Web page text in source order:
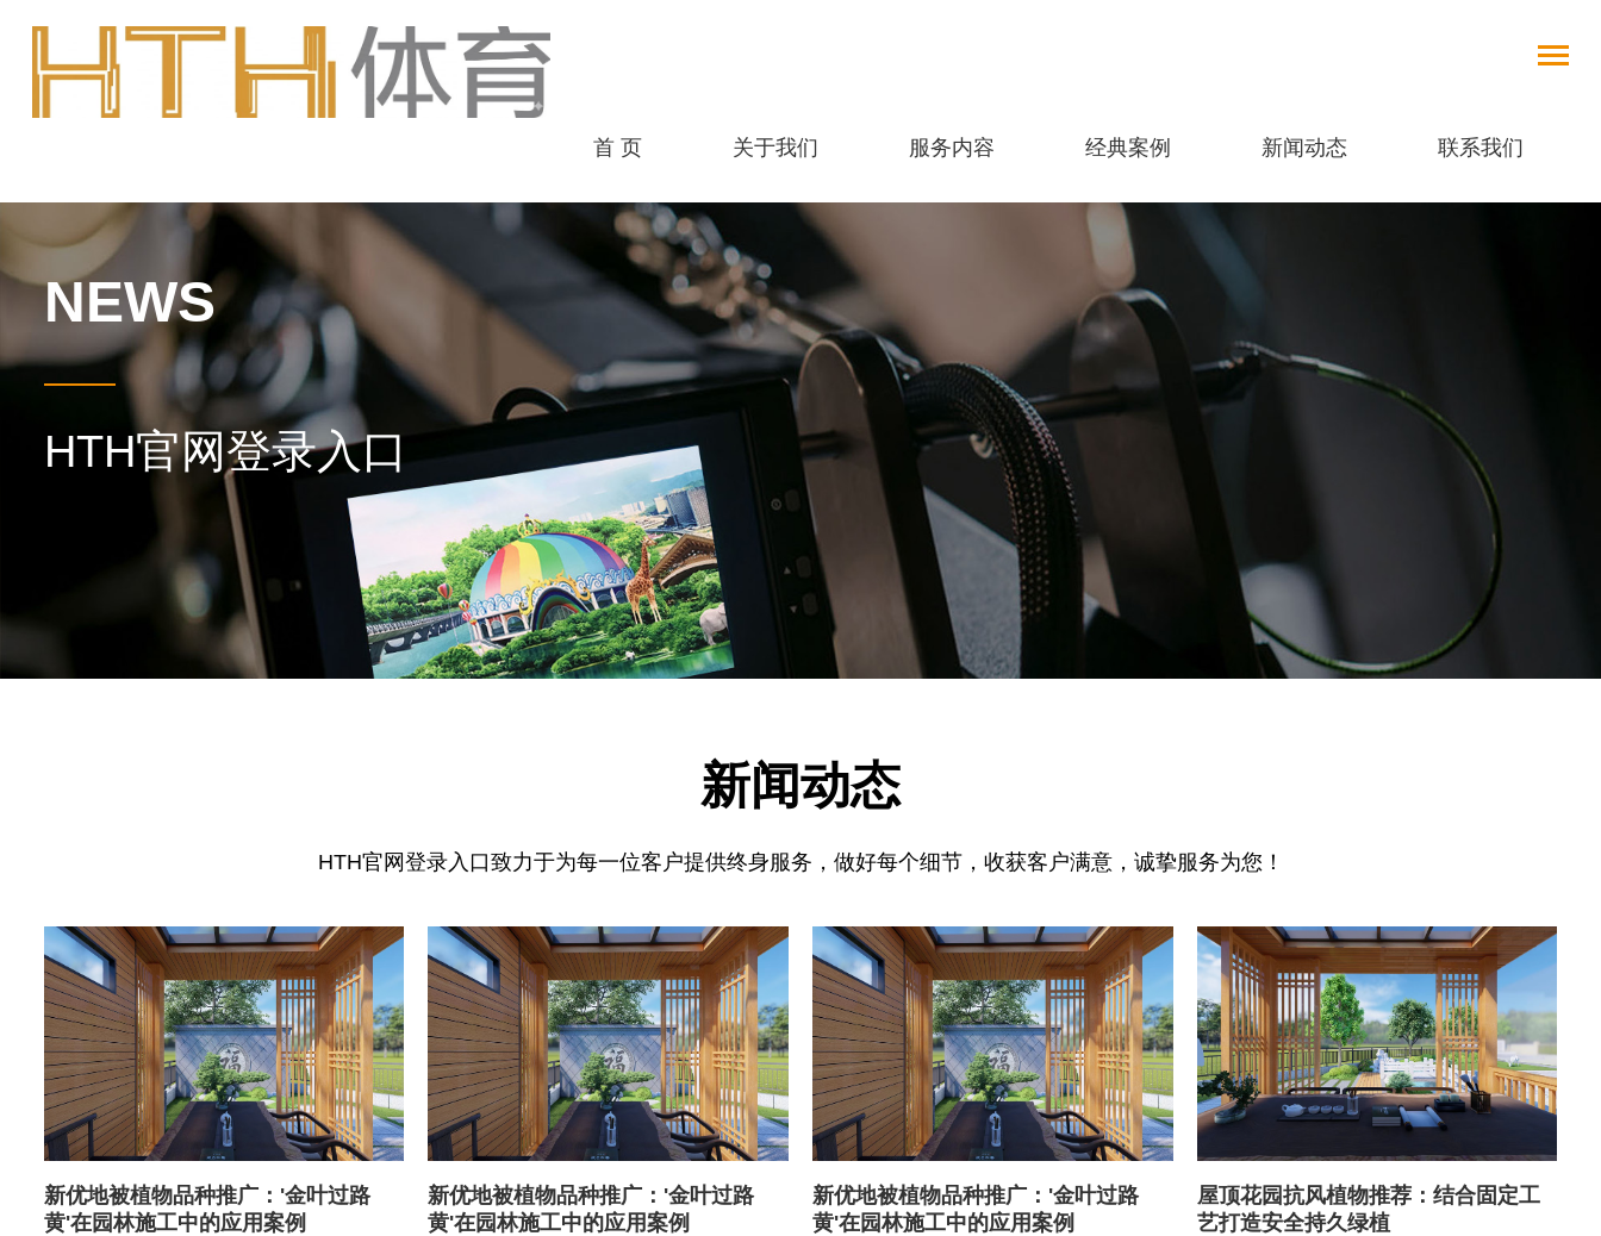
首 页 关于我们 服务内容 经典案例 新闻动态 联系我们
NEWS
HTH官网登录入口
新闻动态
HTH官网登录入口致力于为每一位客户提供终身服务，做好每个细节，收获客户满意，诚挚服务为您！
新优地被植物品种推广：'金叶过路
黄'在园林施工中的应用案例
新优地被植物品种推广：'金叶过路
黄'在园林施工中的应用案例
新优地被植物品种推广：'金叶过路
黄'在园林施工中的应用案例
屋顶花园抗风植物推荐：结合固定工
艺打造安全持久绿植